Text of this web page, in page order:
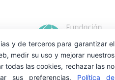
y de terceros para garantizar el
medir su uso y mejorar nuestros
todas las cookies, rechazar las no
sus preferencias. Política de